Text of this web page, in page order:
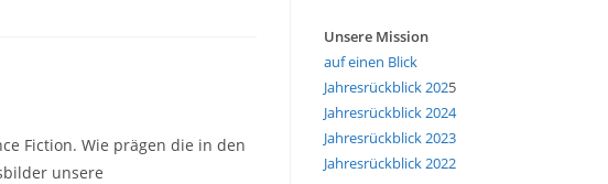
Fiction. Wie prägen die in den
unsere
Unsere Mission
auf einen Blick
Jahresrückblick 2025
Jahresrückblick 2024
Jahresrückblick 2023
Jahresrückblick 2022